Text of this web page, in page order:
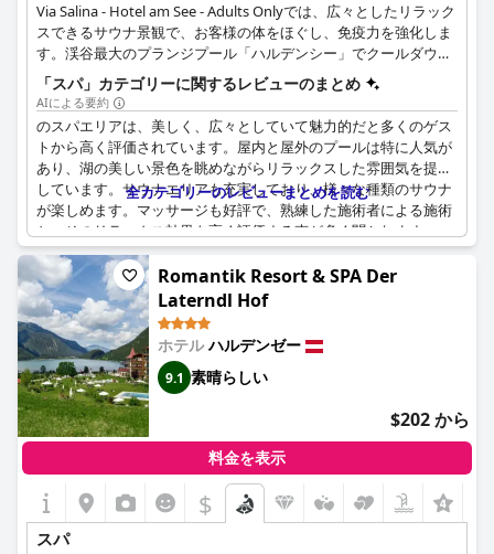
Via Salina - Hotel am See - Adults Onlyでは、広々としたリラック
スできるサウナ景観で、お客様の体をほぐし、免疫力を強化しま
す。渓谷最大のプランジプール「ハルデンシー」でクールダウン
したり、ウォーターベッドを備えた調和のとれたリラクゼーショ
ンルームでくつろぐことができます。また、セラピーマッサージ
やビューティートリートメントなど、さまざまなマッサージやス
パトリートメントを提供しています。サウナ景観には、赤外線サ
ウナ、バイオサウナ、ブライン・スチーム・バス、チロリアン・
パーラー・サウナなどがあります。
「スパ」カテゴリーに関するレビューのまとめ
AIによる要約
のスパエリアは、美しく、広々としていて魅力的だと多くのゲス
トから高く評価されています。屋内と屋外のプールは特に人気が
あり、湖の美しい景色を眺めながらリラックスした雰囲気を提供
しています。サウナエリアも充実しており、様々な種類のサウナ
が楽しめます。マッサージも好評で、熟練した施術者による施術
と、そのリラックス効果を高く評価する声が多く聞かれます。一
部のゲストからは清掃に関する問題も指摘されていますが、全体
的にスパは非常におすすめです。ホテル全体の雰囲気はリラック
スでき、平和であると評されており、心身を癒し、ウェルネスに
焦点を当てたアメニティを楽しむのに最適な場所です。
全カテゴリーのレビューまとめを読む
Romantik Resort & SPA Der
Laterndl Hof
ホテルハルデンゼー
9.1 素晴らしい
$202 から
料金を表示
$
スパ